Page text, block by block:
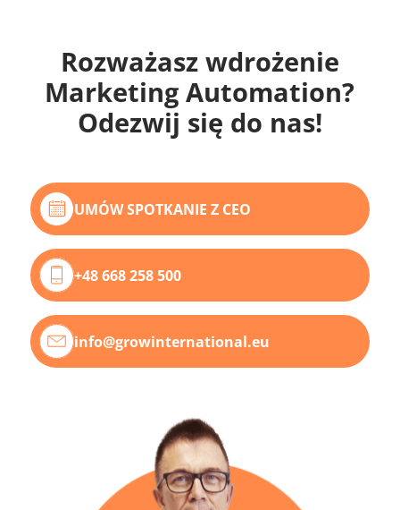
Rozważasz wdrożenie
Marketing Automation?
Odezwij się do nas!
UMÓW SPOTKANIE Z CEO
+48 668 258 500
info@growinternational.eu